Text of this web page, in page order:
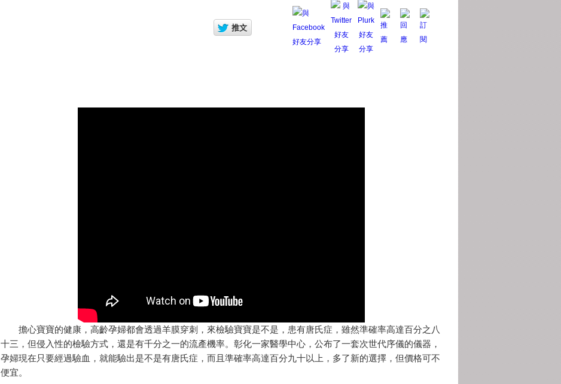
擔心寶寶的健康，高齡孕婦都會透過羊膜穿刺，來檢驗寶寶是不是，患有唐氏症，雖然準確率高達百分之八
十三，但侵入性的檢驗方式，還是有千分之一的流產機率。彰化一家醫學中心，公布了一套次世代序儀的儀器，
孕婦現在只要經過驗血，就能驗出是不是有唐氏症，而且準確率高達百分九十以上，多了新的選擇，但價格可不
便宜。